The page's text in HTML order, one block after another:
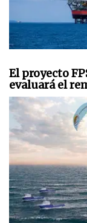
El proyecto
evaluará el